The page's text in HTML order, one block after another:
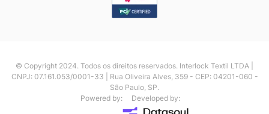
© Copyright 2024. Todos os direitos reservados. Interlock Textil LTDA |
CNPJ: 07.161.053/0001-33 | Rua Oliveira Alves, 359 - CEP: 04201-060 -
São Paulo, SP.
Powered by:
Developed by: